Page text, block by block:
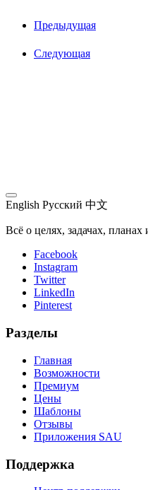
Предыдущая
Следующая
English Русский 中文
Всё о целях, задачах,
Facebook
Instagram
Twitter
LinkedIn
Pinterest
Разделы
Главная
Возможности
Премиум
Цены
Шаблоны
Отзывы
Приложения SAU
Поддержка